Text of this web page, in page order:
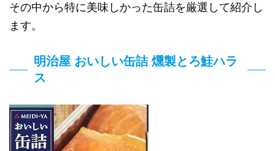
その中から特に美味しかった缶詰を厳選して紹介し
ます。
明治屋 おいしい缶詰 燻製とろ鮭ハラ
ス